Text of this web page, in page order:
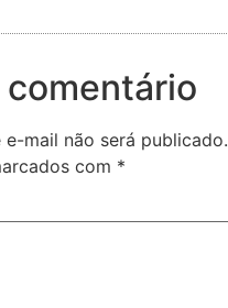
comentário
e-mail não será publicado.
com *